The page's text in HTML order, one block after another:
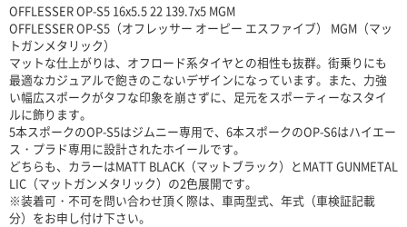
OFFLESSER OP-S5 16x5.5 22 139.7x5 MGM
OFFLESSER OP-S5（オフレッサー オーピー エスファイブ） MGM（マッ
トガンメタリック）
マットな仕上がりは、オフロード系タイヤとの相性も抜群。街乗りにも
最適なカジュアルで飽きのこないデザインになっています。また、力強
い幅広スポークがタフな印象を崩さずに、足元をスポーティーなスタイ
ルに飾ります。
5本スポークのOP-S5はジムニー専用で、6本スポークのOP-S6はハイエー
ス・プラド専用に設計されたホイールです。
どちらも、カラーはMATT BLACK（マットブラック）とMATT GUNMETAL
LIC（マットガンメタリック）の2色展開です。
※装着可・不可を問い合わせ頂く際は、車両型式、年式（車検証記載
分）をお申し付け下さい。